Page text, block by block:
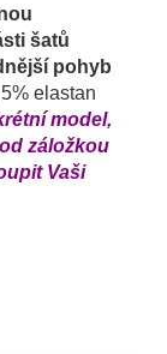
šatů
pohyb
elastan
model,
záložkou
Vaši